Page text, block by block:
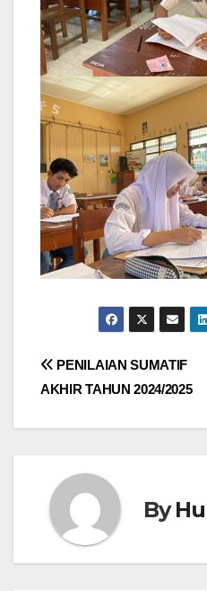
Post
PENILAIAN SUMATIF
AKHIR TAHUN 2024/2025
By